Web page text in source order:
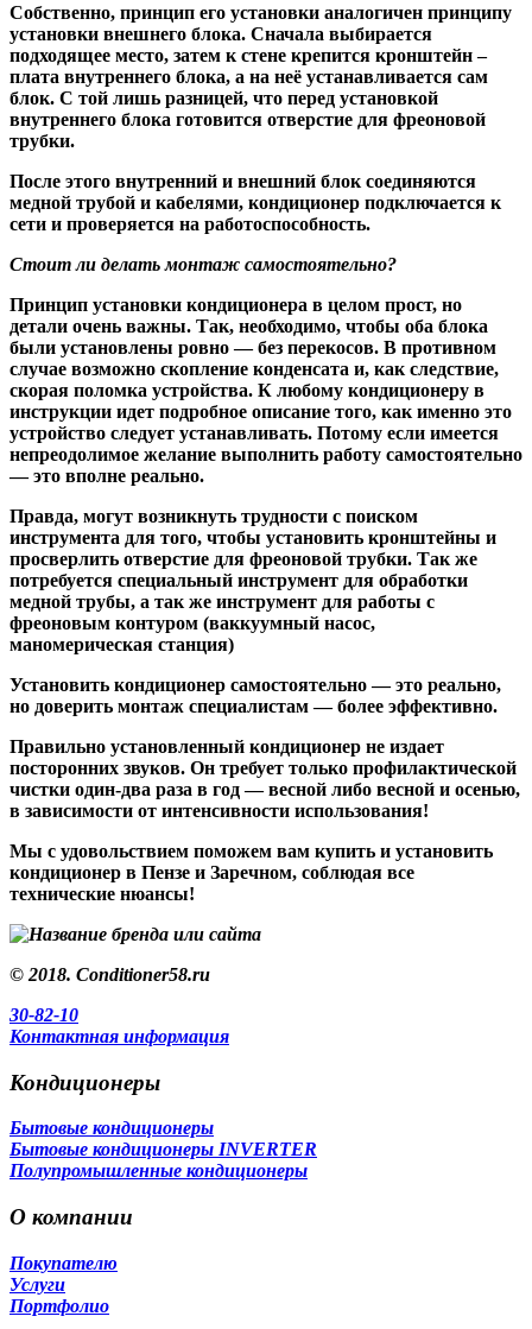
Собственно, принцип его установки аналогичен принципу
установки внешнего блока. Сначала выбирается
подходящее место, затем к стене крепится кронштейн –
плата внутреннего блока, а на неё устанавливается сам
блок. С той лишь разницей, что перед установкой
внутреннего блока готовится отверстие для фреоновой
трубки.
После этого внутренний и внешний блок соединяются
медной трубой и кабелями, кондиционер подключается к
сети и проверяется на работоспособность.
Стоит ли делать монтаж самостоятельно?
Принцип установки кондиционера в целом прост, но
детали очень важны. Так, необходимо, чтобы оба блока
были установлены ровно — без перекосов. В противном
случае возможно скопление конденсата и, как следствие,
скорая поломка устройства. К любому кондиционеру в
инструкции идет подробное описание того, как именно это
устройство следует устанавливать. Потому если имеется
непреодолимое желание выполнить работу самостоятельно
— это вполне реально.
Правда, могут возникнуть трудности с поиском
инструмента для того, чтобы установить кронштейны и
просверлить отверстие для фреоновой трубки. Так же
потребуется специальный инструмент для обработки
медной трубы, а так же инструмент для работы с
фреоновым контуром (ваккуумный насос,
маномерическая станция)
Установить кондиционер самостоятельно — это реально,
но доверить монтаж специалистам — более эффективно.
Правильно установленный кондиционер не издает
посторонних звуков. Он требует только профилактической
чистки один-два раза в год — весной либо весной и осенью,
в зависимости от интенсивности использования!
Мы с удовольствием поможем вам купить и установить
кондиционер в Пензе и Заречном, соблюдая все
технические нюансы!
© 2018. Сonditioner58.ru
30-82-10
Контактная информация
Кондиционеры
Бытовые кондиционеры
Бытовые кондиционеры INVERTER
Полупромышленные кондиционеры
О компании
Покупателю
Услуги
Портфолио